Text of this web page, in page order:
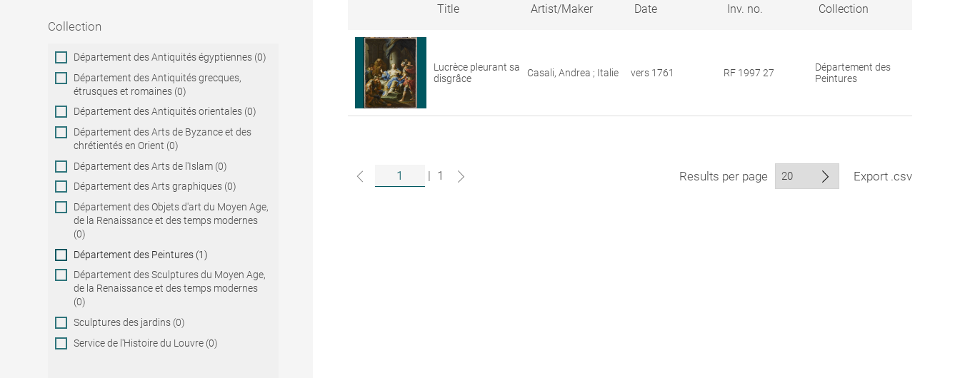
Collection
Collection
Département des Antiquités égyptiennes (0)
Département des Antiquités grecques,
étrusques et romaines (0)
Département des Antiquités orientales (0)
Département des Arts de Byzance et des
chrétientés en Orient (0)
Département des Arts de l'Islam (0)
Département des Arts graphiques (0)
Département des Objets d'art du Moyen Age,
de la Renaissance et des temps modernes
(0)
Département des Peintures (1)
Département des Sculptures du Moyen Age,
de la Renaissance et des temps modernes
(0)
Sculptures des jardins (0)
Service de l'Histoire du Louvre (0)
Search
results
artworks
Louvre
collections
Title Artist/Maker Date Inv. no. Collection
Lucrèce pleurant sa
disgrâce
Casali, Andrea ; Italie vers 1761 RF 1997 27
Département des
Peintures
| 1 Results per page Export .csv